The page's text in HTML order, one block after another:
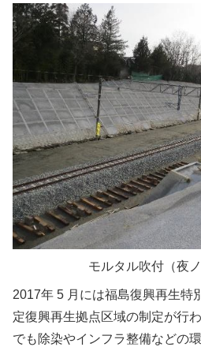
モルタル吹付（夜
2017年 5 月には福島復興再生特
定復興再生拠点区域の制定が行
でも除染やインフラ整備などの